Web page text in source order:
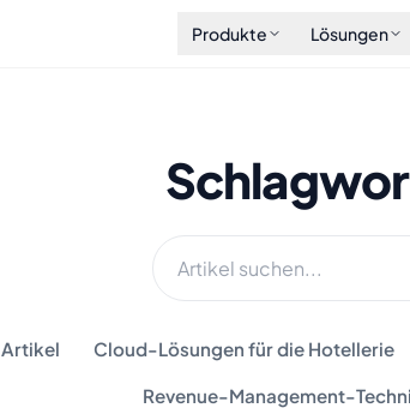
Produkte Lösungen
Artikel Cloud-Lösungen für die Hotellerie
Revenue-Management-